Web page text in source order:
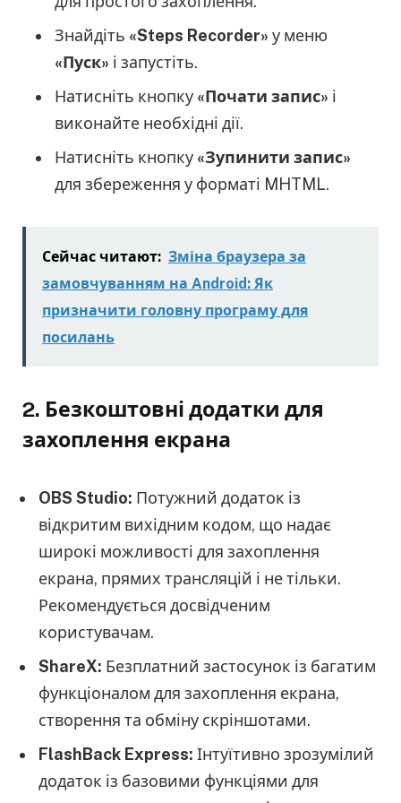
Знайдіть «Steps Recorder» у меню
«Пуск» і запустіть.
Натисніть кнопку «Почати запис» і
виконайте необхідні дії.
Натисніть кнопку «Зупинити запис»
для збереження у форматі MHTML.
Сейчас читают: Зміна браузера за
замовчуванням на Android: Як
призначити головну програму для
посилань
2. Безкоштовні додатки для
захоплення екрана
OBS Studio: Потужний додаток із
відкритим вихідним кодом, що надає
широкі можливості для захоплення
екрана, прямих трансляцій і не тільки.
Рекомендується досвідченим
користувачам.
ShareX: Безплатний застосунок із багатим
функціоналом для захоплення екрана,
створення та обміну скріншотами.
FlashBack Express: Інтуїтивно зрозумілий
додаток із базовими функціями для